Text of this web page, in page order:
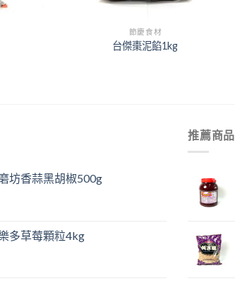
節慶食材
台傑棗泥餡1kg
坊香蒜黑胡椒500g
多草莓顆粒4kg
推薦商品